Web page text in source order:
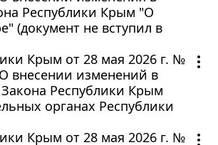
Республики Крым "О
(документ не вступил в
Крым от 28 мая 2026 г. №
внесении изменений в
Закона Республики Крым
органах Республики
Крым от 28 мая 2026 г. №